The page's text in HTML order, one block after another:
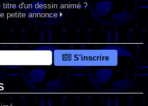
d'un dessin animé ?
petite annonce
S'inscrire